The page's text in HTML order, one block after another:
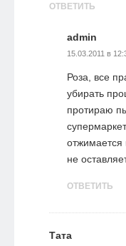
ОТВЕТИТЬ
admin
15.03.2011 в
Роза, все
убирать
протираю
не
ОТВЕТИТЬ
Тата